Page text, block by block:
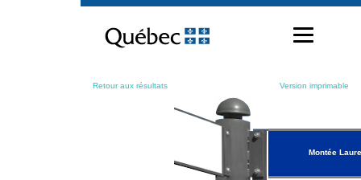
contenu
Retour aux résultats Version imprimable
Montée